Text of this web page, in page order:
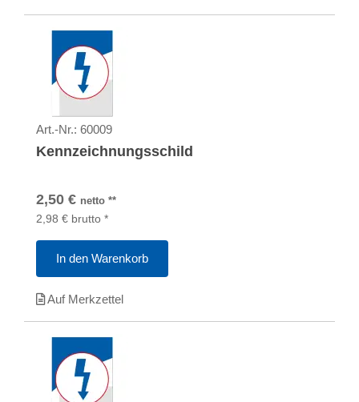
Art.-Nr.: 60009
Kennzeichnungsschild
2,50 € netto **
2,98 € brutto *
In den Warenkorb
Auf Merkzettel